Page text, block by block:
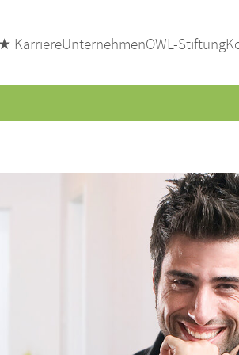
KarriereUnternehmenOWL-Stiftung